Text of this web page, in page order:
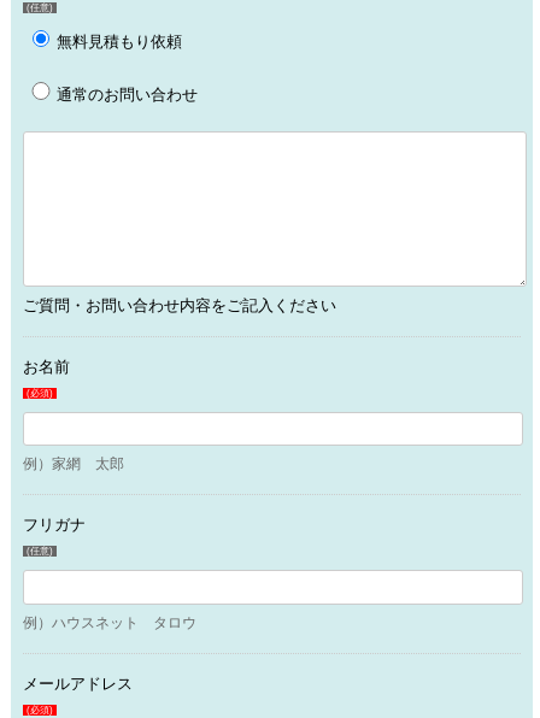
(任意)
無料見積もり依頼
通常のお問い合わせ
ご質問・お問い合わせ内容をご記入ください
お名前
(必須)
例）家網 太郎
フリガナ
(任意)
例）ハウスネット タロウ
メールアドレス
(必須)